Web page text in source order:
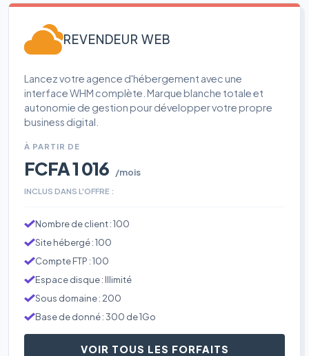
REVENDEUR WEB
Lancez votre agence d'hébergement avec une
interface WHM complète. Marque blanche totale et
autonomie de gestion pour développer votre propre
business digital.
À PARTIR DE
FCFA 1 016 /mois
INCLUS DANS L'OFFRE :
Nombre de client : 100
Site hébergé : 100
Compte FTP : 100
Espace disque : Illimité
Sous domaine : 200
Base de donné : 300 de 1Go
VOIR TOUS LES FORFAITS